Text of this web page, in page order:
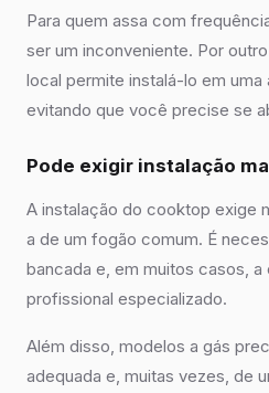
Para quem assa com
ser um inconveniente. Por
local permite instalá-lo em uma
evitando que você precise se
Pode exigir instalação
A instalação do cooktop exige
a de um fogão comum. É
bancada e, em muitos casos,
profissional especializado.
Além disso, modelos a gás
adequada e, muitas vezes, de